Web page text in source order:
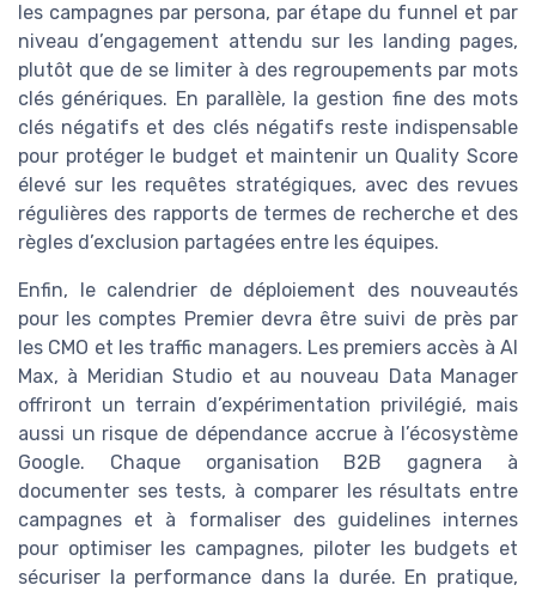
les campagnes par persona, par étape du funnel et par
niveau d’engagement attendu sur les landing pages,
plutôt que de se limiter à des regroupements par mots
clés génériques. En parallèle, la gestion fine des mots
clés négatifs et des clés négatifs reste indispensable
pour protéger le budget et maintenir un Quality Score
élevé sur les requêtes stratégiques, avec des revues
régulières des rapports de termes de recherche et des
règles d’exclusion partagées entre les équipes.
Enfin, le calendrier de déploiement des nouveautés
pour les comptes Premier devra être suivi de près par
les CMO et les traffic managers. Les premiers accès à AI
Max, à Meridian Studio et au nouveau Data Manager
offriront un terrain d’expérimentation privilégié, mais
aussi un risque de dépendance accrue à l’écosystème
Google. Chaque organisation B2B gagnera à
documenter ses tests, à comparer les résultats entre
campagnes et à formaliser des guidelines internes
pour optimiser les campagnes, piloter les budgets et
sécuriser la performance dans la durée. En pratique,